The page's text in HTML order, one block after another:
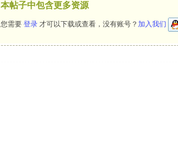
本帖子中包含更多资源
您需要 登录 才可以下载或查看，没有账号？ 加入我们